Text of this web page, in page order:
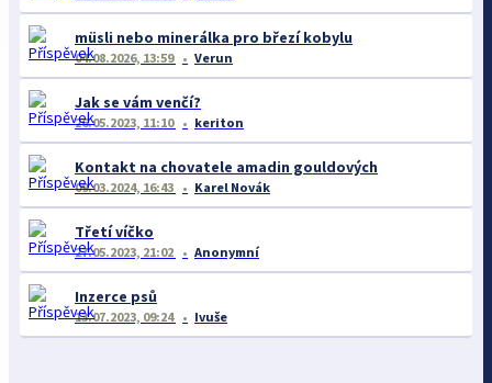
müsli nebo minerálka pro březí kobylu
04.08.2026, 13:59 Verun
Jak se vám venčí?
26.05.2023, 11:10 keriton
Kontakt na chovatele amadin gouldových
09.03.2024, 16:43 Karel Novák
Třetí víčko
27.05.2023, 21:02 Anonymní
Inzerce psů
13.07.2023, 09:24 Ivuše